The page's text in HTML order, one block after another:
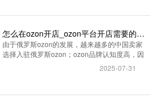
怎么在ozon开店_ozon平台开店需要的资料及开店条件
由于俄罗斯ozon的发展，越来越多的中国卖家
选择入驻俄罗斯ozon；ozon品牌认知度高，因
用户购物体验舒适，在俄罗斯消费群体中享有
很高的评价。全球有很多电商平台，ozon开店
的佣金类目费用也不一样，具体ozon开店步骤
2025-07-31